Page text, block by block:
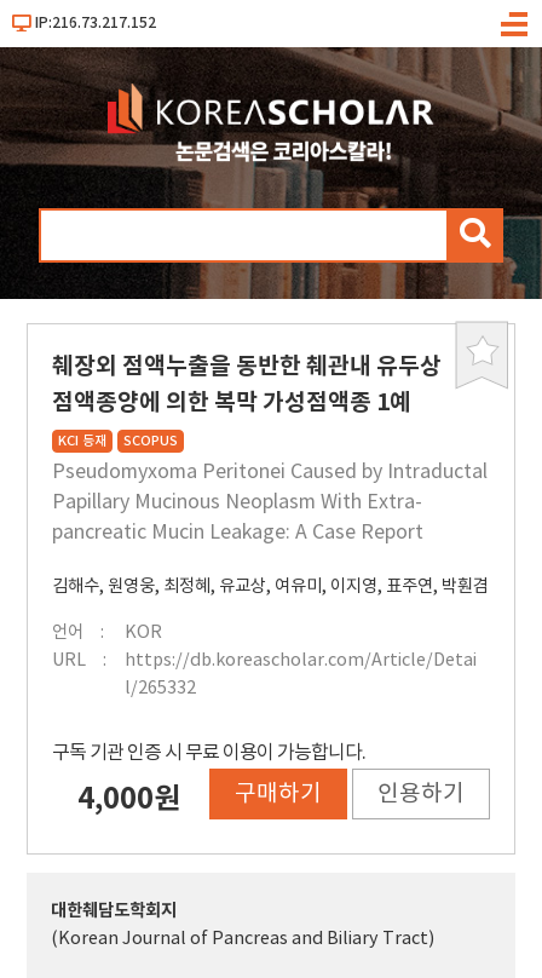
IP:216.73.217.152
메
검
북
췌장외 점액누출을 동반한 췌관내 유두상
점액종양에 의한 복막 가성점액종 1예
KCI 등재 SCOPUS
Pseudomyxoma Peritonei Caused by Intraductal
Papillary Mucinous Neoplasm With Extra-
pancreatic Mucin Leakage: A Case Report
김해수, 원영웅, 최정혜, 유교상, 여유미, 이지영, 표주연, 박훤겸
언어
KOR
URL
https://db.koreascholar.com/Article/Detai
l/265332
구독 기관 인증 시 무료 이용이 가능합니다.
4,000원 구매하기 인용하기
대한췌담도학회지
(Korean Journal of Pancreas and Biliary Tract)